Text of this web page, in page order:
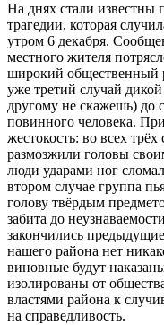
На днях стали известны
трагедии, которая
утром 6 декабря.
местного жителя
широкий общественный
уже третий случай
другому не скажешь) до
повинного человека.
жестокость: во всех
размозжили головы
люди ударами ног
втором случае группа
голову твёрдым
забита до
закончились
нашего района нет
виновные будут
изолированы от
властями района к
на справедливость.